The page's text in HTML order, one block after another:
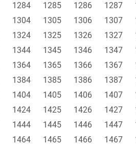
1284 1285 1286 1287
1304 1305 1306 1307
1324 1325 1326 1327
1344 1345 1346 1347
1364 1365 1366 1367
1384 1385 1386 1387
1404 1405 1406 1407
1424 1425 1426 1427
1444 1445 1446 1447
1464 1465 1466 1467